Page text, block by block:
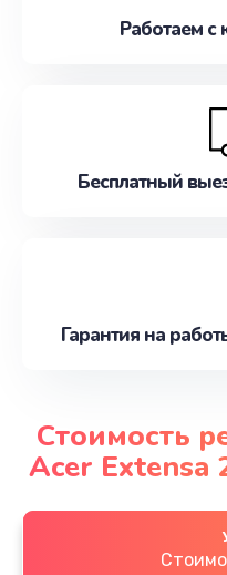
Работаем с
Бесплатный
Гарантия на
Стоимость
Acer Extensa